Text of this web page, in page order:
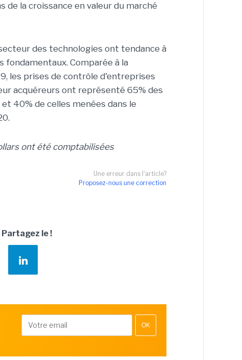
la croissance en valeur du marché
des technologies ont tendance à
Comparée à la
les prises de contrôle d'entreprises
acquéreurs ont représenté 65% des
40% de celles menées dans le
ont été comptabilisées
Une erreur dans l'article?
Proposez-nous une correction
Partagez le !
OK